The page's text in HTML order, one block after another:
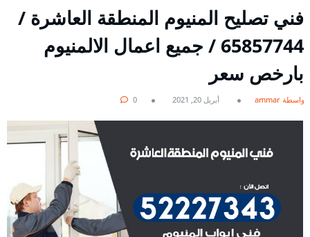
فني تصليح المنيوم المنطقة العاشرة /
65857744 / جميع اعمال الالمنيوم
بارخص سعر
بواسطة ammar أبريل 20, 2021 0